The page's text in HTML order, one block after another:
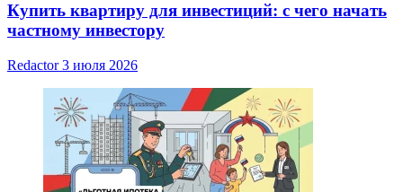
Купить квартиру для инвестиций: с чего начать
частному инвестору
Redactor3 июля 2026